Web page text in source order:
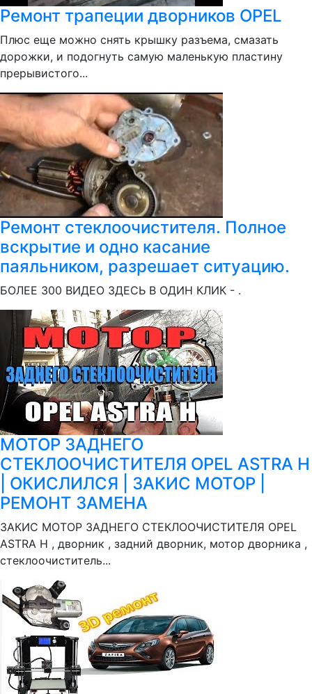
Ремонт трапеции дворников OPEL
Плюс еще можно снять крышку разъема, смазать
дорожки, и подогнуть самую маленькую пластину
прерывистого...
Ремонт стеклоочистителя. Полное
вскрытие и одно касание
паяльником, разрешает ситуацию.
БОЛЕЕ 300 ВИДЕО ЗДЕСЬ В ОДИН КЛИК - .
МОТОР ЗАДНЕГО
СТЕКЛООЧИСТИТЕЛЯ OPEL ASTRA H
| ОКИСЛИЛСЯ | ЗАКИС МОТОР |
РЕМОНТ ЗАМЕНА
ЗАКИС МОТОР ЗАДНЕГО СТЕКЛООЧИСТИТЕЛЯ OPEL
ASTRA H , дворник , задний дворник, мотор дворника ,
стеклоочиститель...